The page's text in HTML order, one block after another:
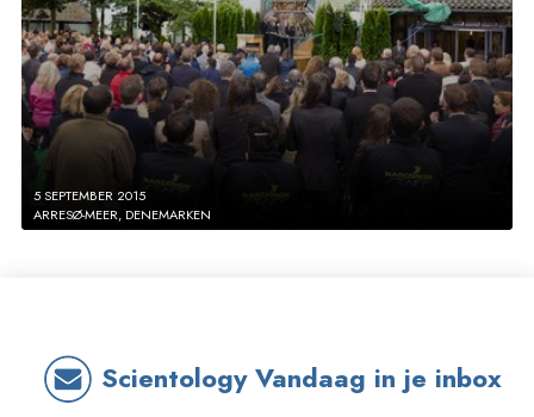
5 SEPTEMBER 2015
ARRESØ-MEER, DENEMARKEN
Scientology Vandaag in je inbox